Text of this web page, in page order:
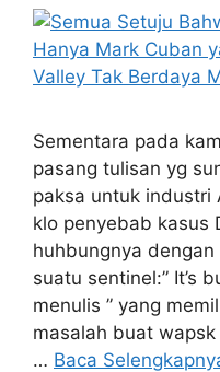
Sementara pada
pasang tulisan yg
paksa untuk industri
klo penyebab kasus
huhbungnya
suatu sentinel:” It’s
menulis ” yang
masalah buat
… Baca